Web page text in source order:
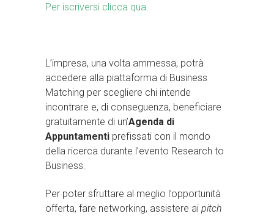
Per iscriversi clicca qua
L’impresa, una volta ammessa, potrà
accedere alla piattaforma di Business
Matching per scegliere chi intende
incontrare e, di conseguenza, beneficiare
gratuitamente di un’Agenda di
Appuntamenti prefissati con il mondo
della ricerca durante l’evento Research to
Business.
Per poter sfruttare al meglio l’opportunità
offerta, fare networking, assistere ai pitch